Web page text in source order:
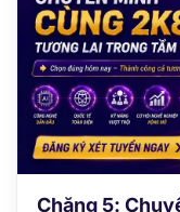
Chặng 5:
trong tầm tay